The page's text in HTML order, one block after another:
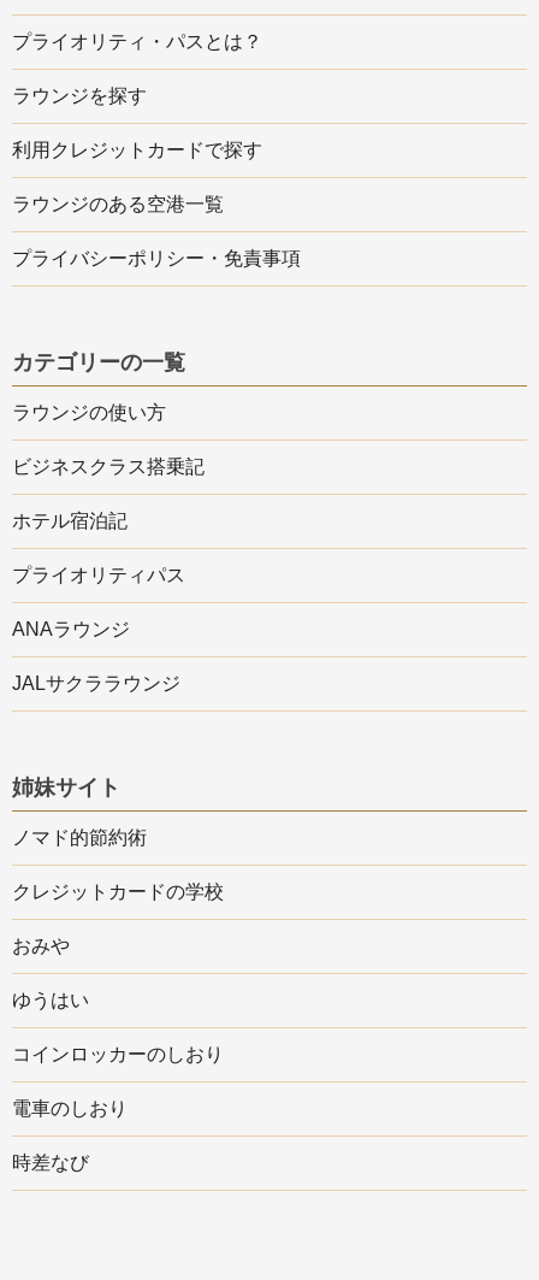
プライオリティ・パスとは？
ラウンジを探す
利用クレジットカードで探す
ラウンジのある空港一覧
プライバシーポリシー・免責事項
カテゴリーの一覧
ラウンジの使い方
ビジネスクラス搭乗記
ホテル宿泊記
プライオリティパス
ANAラウンジ
JALサクララウンジ
姉妹サイト
ノマド的節約術
クレジットカードの学校
おみや
ゆうはい
コインロッカーのしおり
電車のしおり
時差なび